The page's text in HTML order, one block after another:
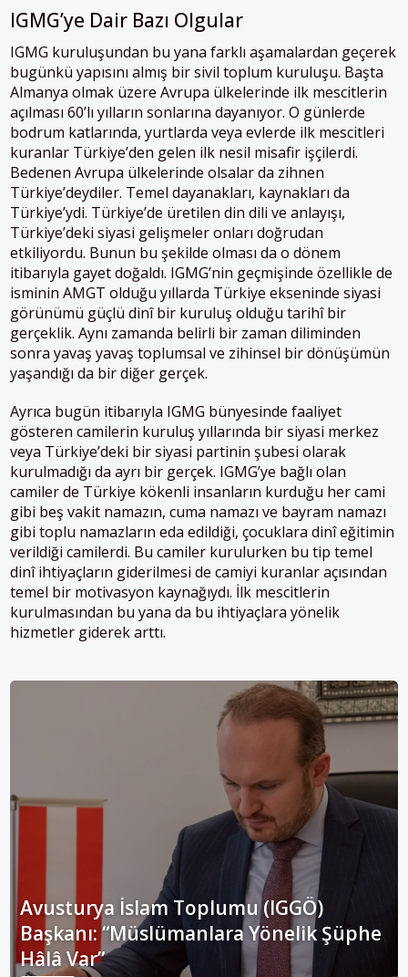
IGMG’ye Dair Bazı Olgular
IGMG kuruluşundan bu yana farklı aşamalardan geçerek
bugünkü yapısını almış bir sivil toplum kuruluşu. Başta
Almanya olmak üzere Avrupa ülkelerinde ilk mescitlerin
açılması 60’lı yılların sonlarına dayanıyor. O günlerde
bodrum katlarında, yurtlarda veya evlerde ilk mescitleri
kuranlar Türkiye’den gelen ilk nesil misafir işçilerdi.
Bedenen Avrupa ülkelerinde olsalar da zihnen
Türkiye’deydiler. Temel dayanakları, kaynakları da
Türkiye’ydi. Türkiye’de üretilen din dili ve anlayışı,
Türkiye’deki siyasi gelişmeler onları doğrudan
etkiliyordu. Bunun bu şekilde olması da o dönem
itibarıyla gayet doğaldı. IGMG’nin geçmişinde özellikle de
isminin AMGT olduğu yıllarda Türkiye ekseninde siyasi
görünümü güçlü dinî bir kuruluş olduğu tarihî bir
gerçeklik. Aynı zamanda belirli bir zaman diliminden
sonra yavaş yavaş toplumsal ve zihinsel bir dönüşümün
yaşandığı da bir diğer gerçek.
Ayrıca bugün itibarıyla IGMG bünyesinde faaliyet
gösteren camilerin kuruluş yıllarında bir siyasi merkez
veya Türkiye’deki bir siyasi partinin şubesi olarak
kurulmadığı da ayrı bir gerçek. IGMG’ye bağlı olan
camiler de Türkiye kökenli insanların kurduğu her cami
gibi beş vakit namazın, cuma namazı ve bayram namazı
gibi toplu namazların eda edildiği, çocuklara dinî eğitimin
verildiği camilerdi. Bu camiler kurulurken bu tip temel
dinî ihtiyaçların giderilmesi de camiyi kuranlar açısından
temel bir motivasyon kaynağıydı. İlk mescitlerin
kurulmasından bu yana da bu ihtiyaçlara yönelik
hizmetler giderek arttı.
Avusturya İslam Toplumu (IGGÖ)
Başkanı: “Müslümanlara Yönelik Şüphe
Hâlâ Var”